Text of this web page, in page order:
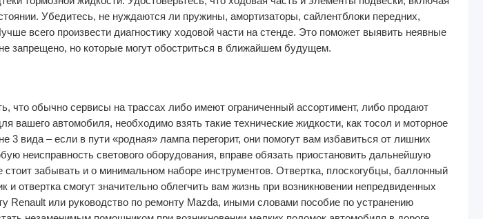
Убедитесь, не нуждаются ли пружины, амортизаторы, сайлентблоки передних,
всего произвести диагностику ходовой части на стенде. Это поможет выявить неявные
запрещено, но которые могут обостриться в ближайшем будущем.
что обычно сервисы на трассах либо имеют ограниченный ассортимент, либо продают
автомобиля, необходимо взять такие технические жидкости, как тосол и моторное
вида – если в пути «родная» лампа перегорит, они помогут вам избавиться от лишних
неисправность светового оборудования, вправе обязать приостановить дальнейшую
забывать и о минимальном наборе инструментов. Отвертка, плоскогубцы, баллонный
отвертка смогут значительно облегчить вам жизнь при возникновении непредвиденных
Renault или руководство по ремонту Mazda, иными словами пособие по устранению